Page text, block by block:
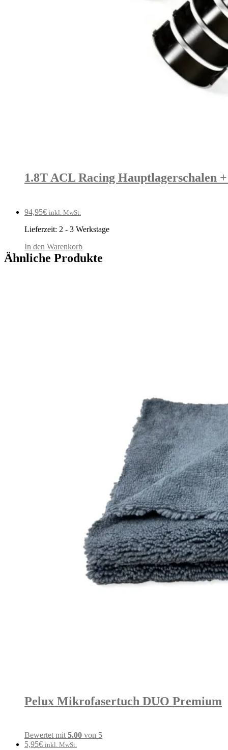
1.8T ACL Racing Hauptlagerschalen
94,95€ inkl. MwSt.
Lieferzeit: 2 - 3 Werkstage
In den Warenkorb
Ähnliche Produkte
Pelux Mikrofasertuch DUO Premium
Bewertet mit5.00 von 5
5,95€ inkl. MwSt.